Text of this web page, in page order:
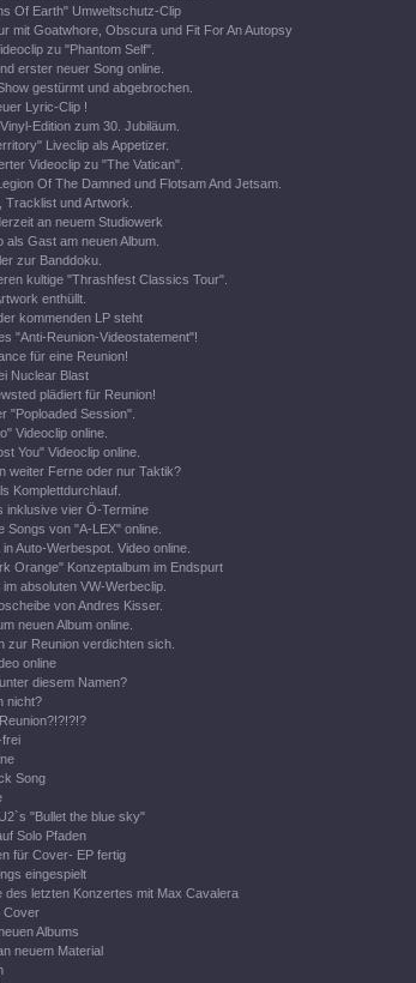
Of Earth" Umweltschutz-Clip
mit Goatwhore, Obscura und Fit For An Autopsy
zu "Phantom Self".
erster neuer Song online.
gestürmt und abgebrochen.
Lyric-Clip !
Edition zum 30. Jubiläum.
Liveclip als Appetizer.
Videoclip zu "The Vatican".
Of The Damned und Flotsam And Jetsam.
Tracklist und Artwork.
an neuem Studiowerk
als Gast am neuen Album.
zur Banddoku.
kultige "Thrashfest Classics Tour".
enthüllt.
kommenden LP steht
"Anti-Reunion-Videostatement"!
für eine Reunion!
Nuclear Blast
plädiert für Reunion!
"Poploaded Session".
Videoclip online.
You" Videoclip online.
weiter Ferne oder nur Taktik?
Komplettdurchlauf.
inklusive vier Ö-Termine
Songs von "A-LEX" online.
Auto-Werbespot. Video online.
Orange" Konzeptalbum im Endspurt
im absoluten VW-Werbeclip.
von Andres Kisser.
neuen Album online.
zur Reunion verdichten sich.
online
diesem Namen?
nicht?
Song
"Bullet the blue sky"
Solo Pfaden
für Cover- EP fertig
eingespielt
des letzten Konzertes mit Max Cavalera
Cover
Albums
neuem Material